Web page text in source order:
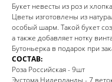
Букет невесты из роз и
Цветы изготовлены из
особый шарм. Такой букет
а также добавляет нотку
Бутоньерка в подарок при
СОСТАВ:
Роза Российская - 9шт
Эустома Нидерланды - 7